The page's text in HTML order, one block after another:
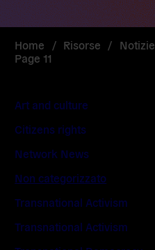
Home / Risorse / Notizie
Page 11
Art and culture
Citizens rights
Network News
Non categorizzato
Transnational Activism
Transnational Activism